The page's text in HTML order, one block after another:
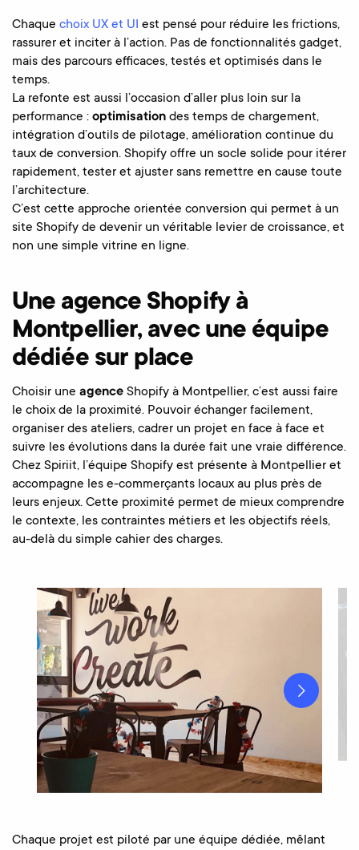
Chaque choix UX et UI est pensé pour réduire les frictions,
rassurer et inciter à l’action. Pas de fonctionnalités gadget,
mais des parcours efficaces, testés et optimisés dans le
temps.
La refonte est aussi l’occasion d’aller plus loin sur la
performance : optimisation des temps de chargement,
intégration d’outils de pilotage, amélioration continue du
taux de conversion. Shopify offre un socle solide pour itérer
rapidement, tester et ajuster sans remettre en cause toute
l’architecture.
C’est cette approche orientée conversion qui permet à un
site Shopify de devenir un véritable levier de croissance, et
non une simple vitrine en ligne.
Une agence Shopify à
Montpellier, avec une équipe
dédiée sur place
Choisir une agence Shopify à Montpellier, c’est aussi faire
le choix de la proximité. Pouvoir échanger facilement,
organiser des ateliers, cadrer un projet en face à face et
suivre les évolutions dans la durée fait une vraie différence.
Chez Spiriit, l’équipe Shopify est présente à Montpellier et
accompagne les e-commerçants locaux au plus près de
leurs enjeux. Cette proximité permet de mieux comprendre
le contexte, les contraintes métiers et les objectifs réels,
au-delà du simple cahier des charges.
Chaque projet est piloté par une équipe dédiée, mêlant